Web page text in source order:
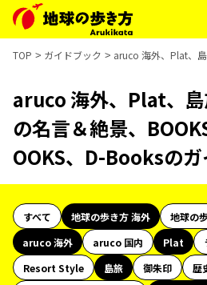
TOP ガイドブック aruco 海外、Plat、
aruco 海外、Plat、島
の名言＆絶景、
OOKS、D-Booksの
すべて 地球の歩き方 海外
地球の
aruco 海外
aruco 国内 Plat
Resort Style
島旅 御朱印 歴